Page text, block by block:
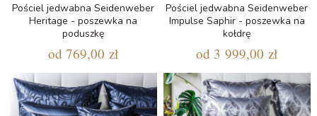
Pościel jedwabna Seidenweber
Heritage - poszewka na
poduszkę
od 769,00 zł
Pościel jedwabna Seidenweber
Impulse Saphir - poszewka na
kołdrę
od 3 999,00 zł